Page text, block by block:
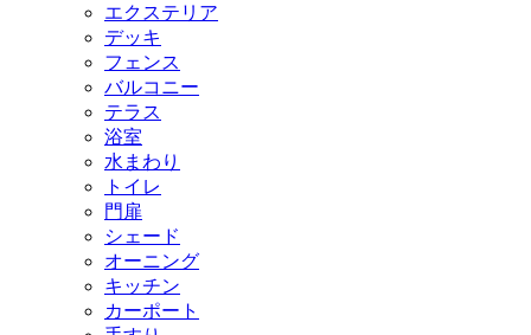
エクステリア
デッキ
フェンス
バルコニー
テラス
浴室
水まわり
トイレ
門扉
シェード
オーニング
キッチン
カーポート